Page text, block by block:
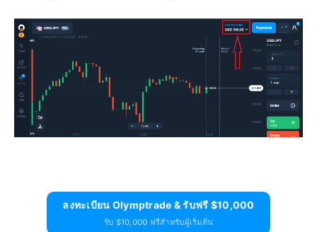
ลงทะเบียน Olymptrade & รับฟรี $10,000
รับ $10,000 ฟรีสำหรับผู้เริ่มต้น